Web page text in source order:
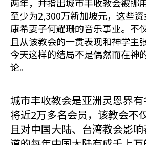
至少为2,300万新加坡元，这些
康希妻子何耀珊的音乐事业。不
且从该教会的一贯表现和神学主
今天这样的结局不是偶然而在神
论。
城市丰收教会是亚洲灵恩界
将近2万多名会员，该教会不
且对中国大陆、台湾教会影